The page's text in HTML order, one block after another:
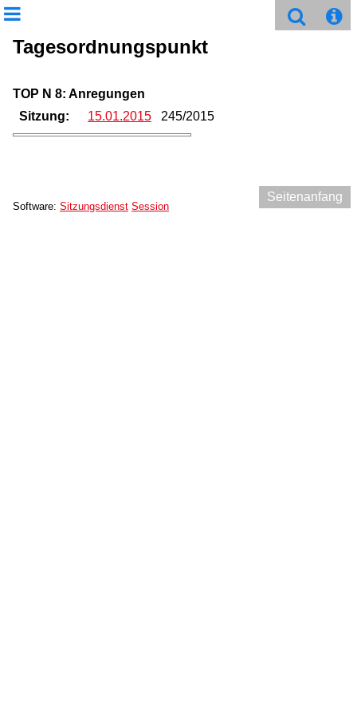
Tagesordnungspunkt
TOP N 8: Anregungen
Sitzung:
15.01.2015 245/2015
Seitenanfang
Software: Sitzungsdienst Session